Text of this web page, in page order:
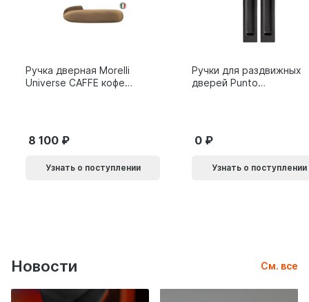
Ручка дверная Morelli
Universe CAFFE кофе
8 100
Узнать о поступлении
Ручки для раздвижных
дверей Punto
0
Узнать о поступлении
Новости См. все